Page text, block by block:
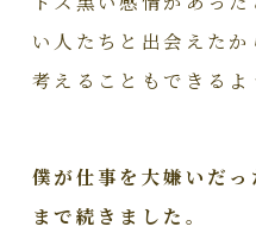
い人たちと出会えた
考えることもできるよ
僕が仕事を大嫌いだ
まで続きました。